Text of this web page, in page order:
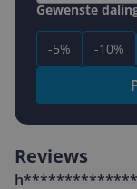
Gewenste
-5% -10%
Reviews